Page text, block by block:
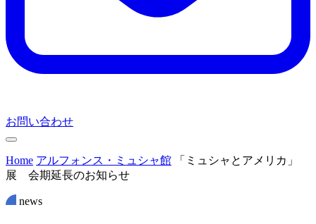
お問い合わせ
Home アルフォンス・ミュシャ館
「ミュシャとアメリカ」
展 会期延長のお知らせ
news